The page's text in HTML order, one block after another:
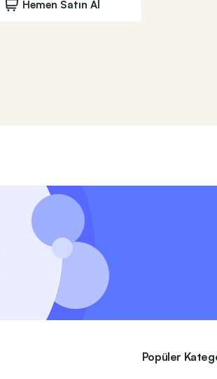
Hemen Satın Al
Popüler